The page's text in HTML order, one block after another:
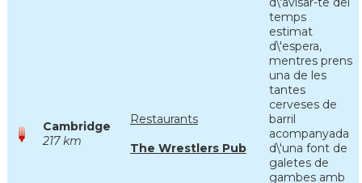
Cambridge
217 km
Restaurants
The Wrestlers Pub
temps
estimat
d\'espera,
mentres prens
una de les
tantes
cerveses de
barril
acompanyada
d\'una font de
galetes de
gambes amb